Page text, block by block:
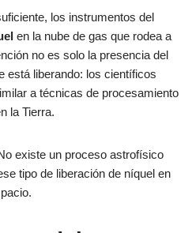
los instrumentos del
en la nube de gas que rodea a
no es solo la presencia del
está liberando: los científicos
a técnicas de procesamiento
la Tierra.
existe un proceso astrofísico
tipo de liberación de níquel en